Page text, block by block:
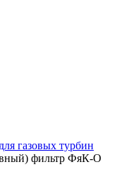
газовых турбин
фильтр ФяК-О